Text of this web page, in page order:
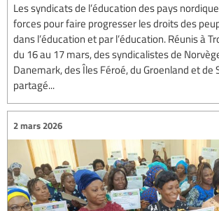
Les syndicats de l’éducation des pays
forces pour faire progresser les droits des
dans l’éducation et par l’éducation. Réunis à
du 16 au 17 mars, des syndicalistes de
Danemark, des Îles Féroé, du Groenland et de
partagé...
2 mars 2026